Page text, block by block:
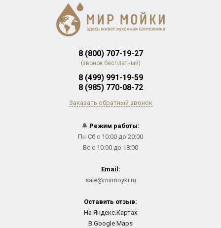
8 (800) 707-19-27
(звонок бесплатный)
8 (499) 991-19-59
8 (985) 770-08-72
Заказать обратный звонок
🔔 Режим работы:
Пн-Сб с 10:00 до 20:00
Вс с 10:00 до 18:00
Email:
sale@mirmoyki.ru
Оставить отзыв:
На Яндекс.Картах
В Google Maps